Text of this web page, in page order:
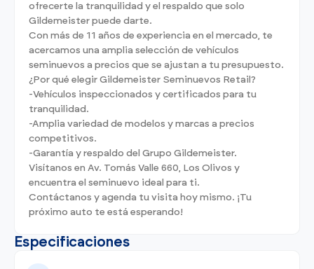
ofrecerte la tranquilidad y el respaldo que solo
Gildemeister puede darte.
Con más de 11 años de experiencia en el mercado, te
acercamos una amplia selección de vehículos
seminuevos a precios que se ajustan a tu presupuesto.
¿Por qué elegir Gildemeister Seminuevos Retail?
-Vehículos inspeccionados y certificados para tu
tranquilidad.
-Amplia variedad de modelos y marcas a precios
competitivos.
-Garantía y respaldo del Grupo Gildemeister.
Visítanos en Av. Tomás Valle 660, Los Olivos y
encuentra el seminuevo ideal para ti.
Contáctanos y agenda tu visita hoy mismo. ¡Tu
próximo auto te está esperando!
Especificaciones